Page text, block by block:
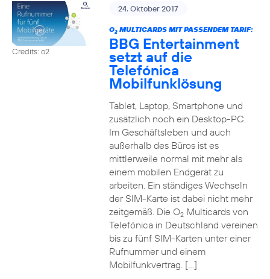
Credits: o2
24. Oktober 2017
O2MULTICARDS MIT PASSENDEM TARIF:
BBG Entertainment
setzt auf die
Telefónica
Mobilfunklösung
Tablet, Laptop, Smartphone und
zusätzlich noch ein Desktop-PC.
Im Geschäftsleben und auch
außerhalb des Büros ist es
mittlerweile normal mit mehr als
einem mobilen Endgerät zu
arbeiten. Ein ständiges Wechseln
der SIM-Karte ist dabei nicht mehr
zeitgemäß. Die O2Multicards von
Telefónica in Deutschland vereinen
bis zu fünf SIM-Karten unter einer
Rufnummer und einem
Mobilfunkvertrag. […]